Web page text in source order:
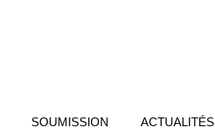
SOUMISSION ACTUALITÉS